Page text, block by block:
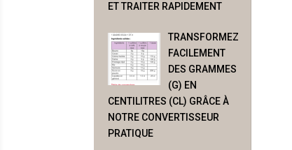
ET TRAITER RAPIDEMENT
TRANSFORMEZ
FACILEMENT
DES GRAMMES
(G) EN
CENTILITRES (CL) GRÂCE À
NOTRE CONVERTISSEUR
PRATIQUE